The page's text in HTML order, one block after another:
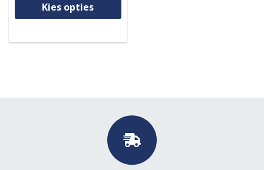
Kies opties